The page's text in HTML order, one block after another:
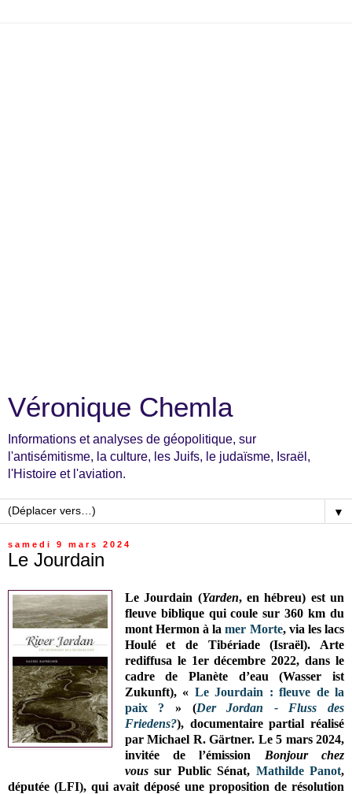
Véronique Chemla
Informations et analyses de géopolitique, sur
l'antisémitisme, la culture, les Juifs, le judaïsme, Israël,
l'Histoire et l'aviation.
▼
samedi 9 mars 2024
Le Jourdain
Le Jourdain (Yarden, en hébreu) est un
fleuve biblique quicoule sur 360 km du
mont Hermon à lamer Morte, via les lacs
Houlé et de Tibériade (Israël). Arte
rediffusa le 1er décembre 2022, dans le
cadre de Planète d’eau (Wasser ist
Zukunft), « Le Jourdain : fleuve de la
paix ? » (Der Jordan - Fluss des
Friedens?), documentaire partial réalisé
par Michael R. Gärtner. Le 5 mars 2024,
invitée del’émission Bonjour chez
voussur Public Sénat, Mathilde Panot,
députée (LFI), qui avait déposé une proposition de résolution